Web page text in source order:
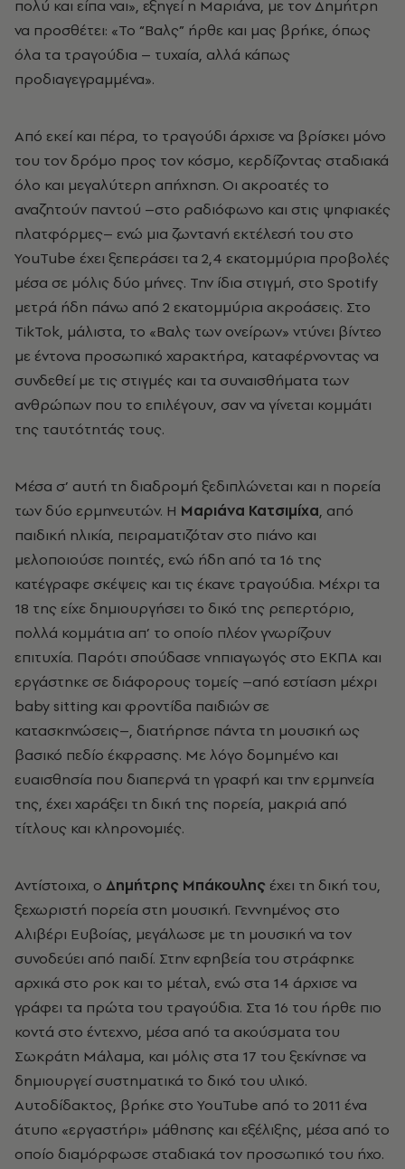
πολύ και είπα ναι», εξηγεί η Μαριάνα, με τον Δημήτρη
να προσθέτει: «Το “Βαλς” ήρθε και μας βρήκε, όπως
όλα τα τραγούδια – τυχαία, αλλά κάπως
προδιαγεγραμμένα».
Από εκεί και πέρα, το τραγούδι άρχισε να βρίσκει μόνο
του τον δρόμο προς τον κόσμο, κερδίζοντας σταδιακά
όλο και μεγαλύτερη απήχηση. Οι ακροατές το
αναζητούν παντού –στο ραδιόφωνο και στις ψηφιακές
πλατφόρμες– ενώ μια ζωντανή εκτέλεσή του στο
YouTube έχει ξεπεράσει τα 2,4 εκατομμύρια προβολές
μέσα σε μόλις δύο μήνες. Την ίδια στιγμή, στο Spotify
μετρά ήδη πάνω από 2 εκατομμύρια ακροάσεις. Στο
TikTok, μάλιστα, το «Βαλς των ονείρων» ντύνει βίντεο
με έντονα προσωπικό χαρακτήρα, καταφέρνοντας να
συνδεθεί με τις στιγμές και τα συναισθήματα των
ανθρώπων που το επιλέγουν, σαν να γίνεται κομμάτι
της ταυτότητάς τους.
Μέσα σ’ αυτή τη διαδρομή ξεδιπλώνεται και η πορεία
των δύο ερμηνευτών. Η Μαριάνα Κατσιμίχα, από
παιδική ηλικία, πειραματιζόταν στο πιάνο και
μελοποιούσε ποιητές, ενώ ήδη από τα 16 της
κατέγραφε σκέψεις και τις έκανε τραγούδια. Μέχρι τα
18 της είχε δημιουργήσει το δικό της ρεπερτόριο,
πολλά κομμάτια απ’ το οποίο πλέον γνωρίζουν
επιτυχία. Παρότι σπούδασε νηπιαγωγός στο ΕΚΠΑ και
εργάστηκε σε διάφορους τομείς –από εστίαση μέχρι
baby sitting και φροντίδα παιδιών σε
κατασκηνώσεις–, διατήρησε πάντα τη μουσική ως
βασικό πεδίο έκφρασης. Με λόγο δομημένο και
ευαισθησία που διαπερνά τη γραφή και την ερμηνεία
της, έχει χαράξει τη δική της πορεία, μακριά από
τίτλους και κληρονομιές.
Αντίστοιχα, ο Δημήτρης Μπάκουλης έχει τη δική του,
ξεχωριστή πορεία στη μουσική. Γεννημένος στο
Αλιβέρι Ευβοίας, μεγάλωσε με τη μουσική να τον
συνοδεύει από παιδί. Στην εφηβεία του στράφηκε
αρχικά στο ροκ και το μέταλ, ενώ στα 14 άρχισε να
γράφει τα πρώτα του τραγούδια. Στα 16 του ήρθε πιο
κοντά στο έντεχνο, μέσα από τα ακούσματα του
Σωκράτη Μάλαμα, και μόλις στα 17 του ξεκίνησε να
δημιουργεί συστηματικά το δικό του υλικό.
Αυτοδίδακτος, βρήκε στο YouTube από το 2011 ένα
άτυπο «εργαστήρι» μάθησης και εξέλιξης, μέσα από το
οποίο διαμόρφωσε σταδιακά τον προσωπικό του ήχο.